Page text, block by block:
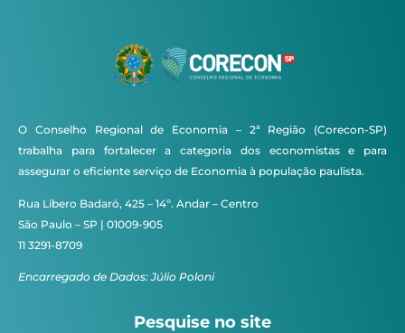
O Conselho Regional de Economia – 2ª Região (Corecon-SP)
trabalha para fortalecer a categoria dos economistas e para
assegurar o eficiente serviço de Economia à população paulista.
Rua Líbero Badaró, 425 – 14º. Andar – Centro
São Paulo – SP | 01009-905
11 3291-8709
Encarregado de Dados: Júlio Poloni
Pesquise no site